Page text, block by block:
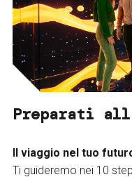
Preparati
Il viaggio nel tuo
Ti guideremo nei 10